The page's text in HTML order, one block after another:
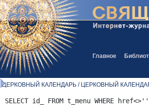
Главное
ЦЕРКОВНЫЙ КАЛЕНДАРЬ / ЦЕРКОВНЫЙ
SELECT id_ FROM t_menu WHERE